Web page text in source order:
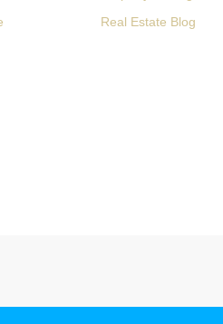
Real Estate Blog